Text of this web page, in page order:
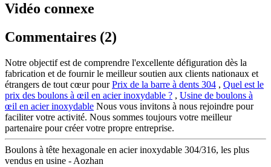
Vidéo connexe
Commentaires (2)
Notre objectif est de comprendre l'excellente défiguration dès la
fabrication et de fournir le meilleur soutien aux clients nationaux et
étrangers de tout cœur pourPrix de la barre à dents 304 , Quel est le
prix des boulons à œil en acier inoxydable ? , Usine de boulons à
œil en acier inoxydable Nous vous invitons à nous rejoindre pour
faciliter votre activité. Nous sommes toujours votre meilleur
partenaire pour créer votre propre entreprise.
Boulons à tête hexagonale en acier inoxydable 304/316, les plus
vendus en usine - Aozhan